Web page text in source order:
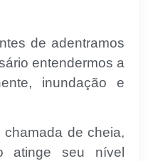
de adentramos
entendermos a
inundação e
chamada de cheia,
atinge seu nível